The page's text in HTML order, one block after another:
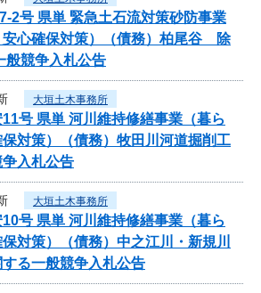
2号 県単 緊急土石流対策砂防事業
安心確保対策）（債務）柏尾谷 除
般競争入札公告
大垣土木事務所
号 県単 河川維持修繕事業（暮ら
対策）（債務）牧田川河道掘削工
入札公告
大垣土木事務所
号 県単 河川維持修繕事業（暮ら
対策）（債務）中之江川・新規川
る一般競争入札公告